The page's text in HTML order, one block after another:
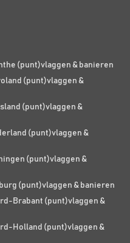
(punt)vlaggen & banieren
(punt)vlaggen &
(punt)vlaggen &
(punt)vlaggen &
(punt)vlaggen &
(punt)vlaggen & banieren
Brabant (punt)vlaggen &
Holland (punt)vlaggen &